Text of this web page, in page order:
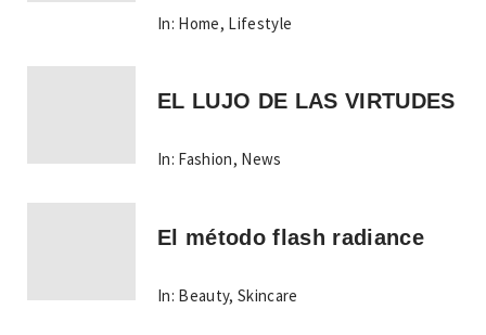
In: Home, Lifestyle
EL LUJO DE LAS VIRTUDES
In: Fashion, News
El método flash radiance
In: Beauty,Skincare